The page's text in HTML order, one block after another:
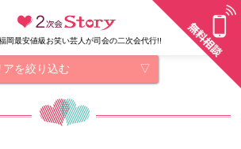
岡最安値級お笑い芸人が司会の二次会代行!!
アを絞り込む